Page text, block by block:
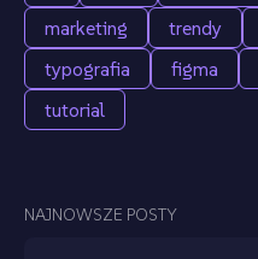
marketing
trendy
typografia
figma
tutorial
NAJNOWSZE POSTY